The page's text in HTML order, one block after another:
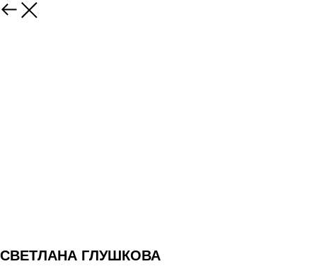
СВЕТЛАНА ГЛУШКОВА